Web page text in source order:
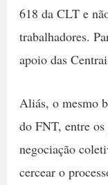
618 da CLT e
trabalhadores.
apoio das
Aliás, o mesmo
do FNT, entre
negociação
cercear o